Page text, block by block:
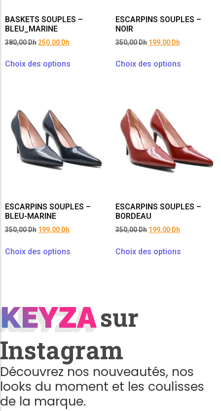
BASKETS SOUPLES –
BLEU_MARINE
380,00Dh 250,00 Dh
Choix des options
ESCARPINS SOUPLES –
NOIR
350,00Dh 199,00 Dh
Choix des options
ESCARPINS SOUPLES –
BLEU-MARINE
350,00Dh 199,00 Dh
Choix des options
ESCARPINS SOUPLES –
BORDEAU
350,00Dh 199,00 Dh
Choix des options
KEYZA
KEYZAsur
Instagram
Découvrez nos nouveautés, nos
looks du moment et les coulisses
de la marque.